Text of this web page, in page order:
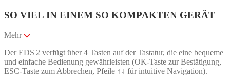
SO VIEL IN EINEM SO KOMPAKTEN GERÄT
Mehr
Der EDS 2 verfügt über 4 Tasten auf der Tastatur, die eine bequeme
und einfache Bedienung gewährleisten (OK-Taste zur Bestätigung,
ESC-Taste zum Abbrechen, Pfeile ↑↓ für intuitive Navigation).